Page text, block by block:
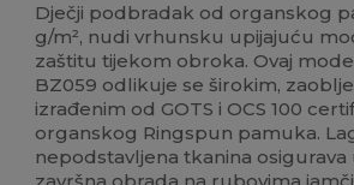
Dječji podbradak od organskog
g/m², nudi vrhunsku upijajuću
zaštitu tijekom obroka. Ovaj
BZ059 odlikuje se širokim,
izrađenim od GOTS i OCS 100
organskog Ringspun pamuka.
nepodstavljena tkanina